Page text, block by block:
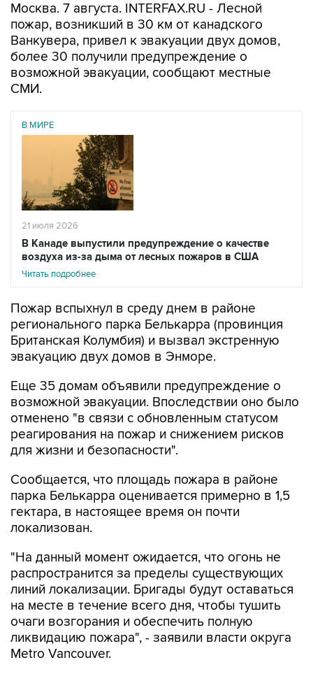
Москва. 7 августа. INTERFAX.RU - Лесной
пожар, возникший в 30 км от канадского
Ванкувера, привел к эвакуации двух домов,
более 30 получили предупреждение о
возможной эвакуации, сообщают местные
СМИ.
В МИРЕ
21 июля 2026
В Канаде выпустили предупреждение о качестве
воздуха из-за дыма от лесных пожаров в США
Читать подробнее
Пожар вспыхнул в среду днем в районе
регионального парка Белькарра (провинция
Британская Колумбия) и вызвал экстренную
эвакуацию двух домов в Энморе.
Еще 35 домам объявили предупреждение о
возможной эвакуации. Впоследствии оно было
отменено "в связи с обновленным статусом
реагирования на пожар и снижением рисков
для жизни и безопасности".
Сообщается, что площадь пожара в районе
парка Белькарра оценивается примерно в 1,5
гектара, в настоящее время он почти
локализован.
"На данный момент ожидается, что огонь не
распространится за пределы существующих
линий локализации. Бригады будут оставаться
на месте в течение всего дня, чтобы тушить
очаги возгорания и обеспечить полную
ликвидацию пожара", - заявили власти округа
Metro Vancouver.